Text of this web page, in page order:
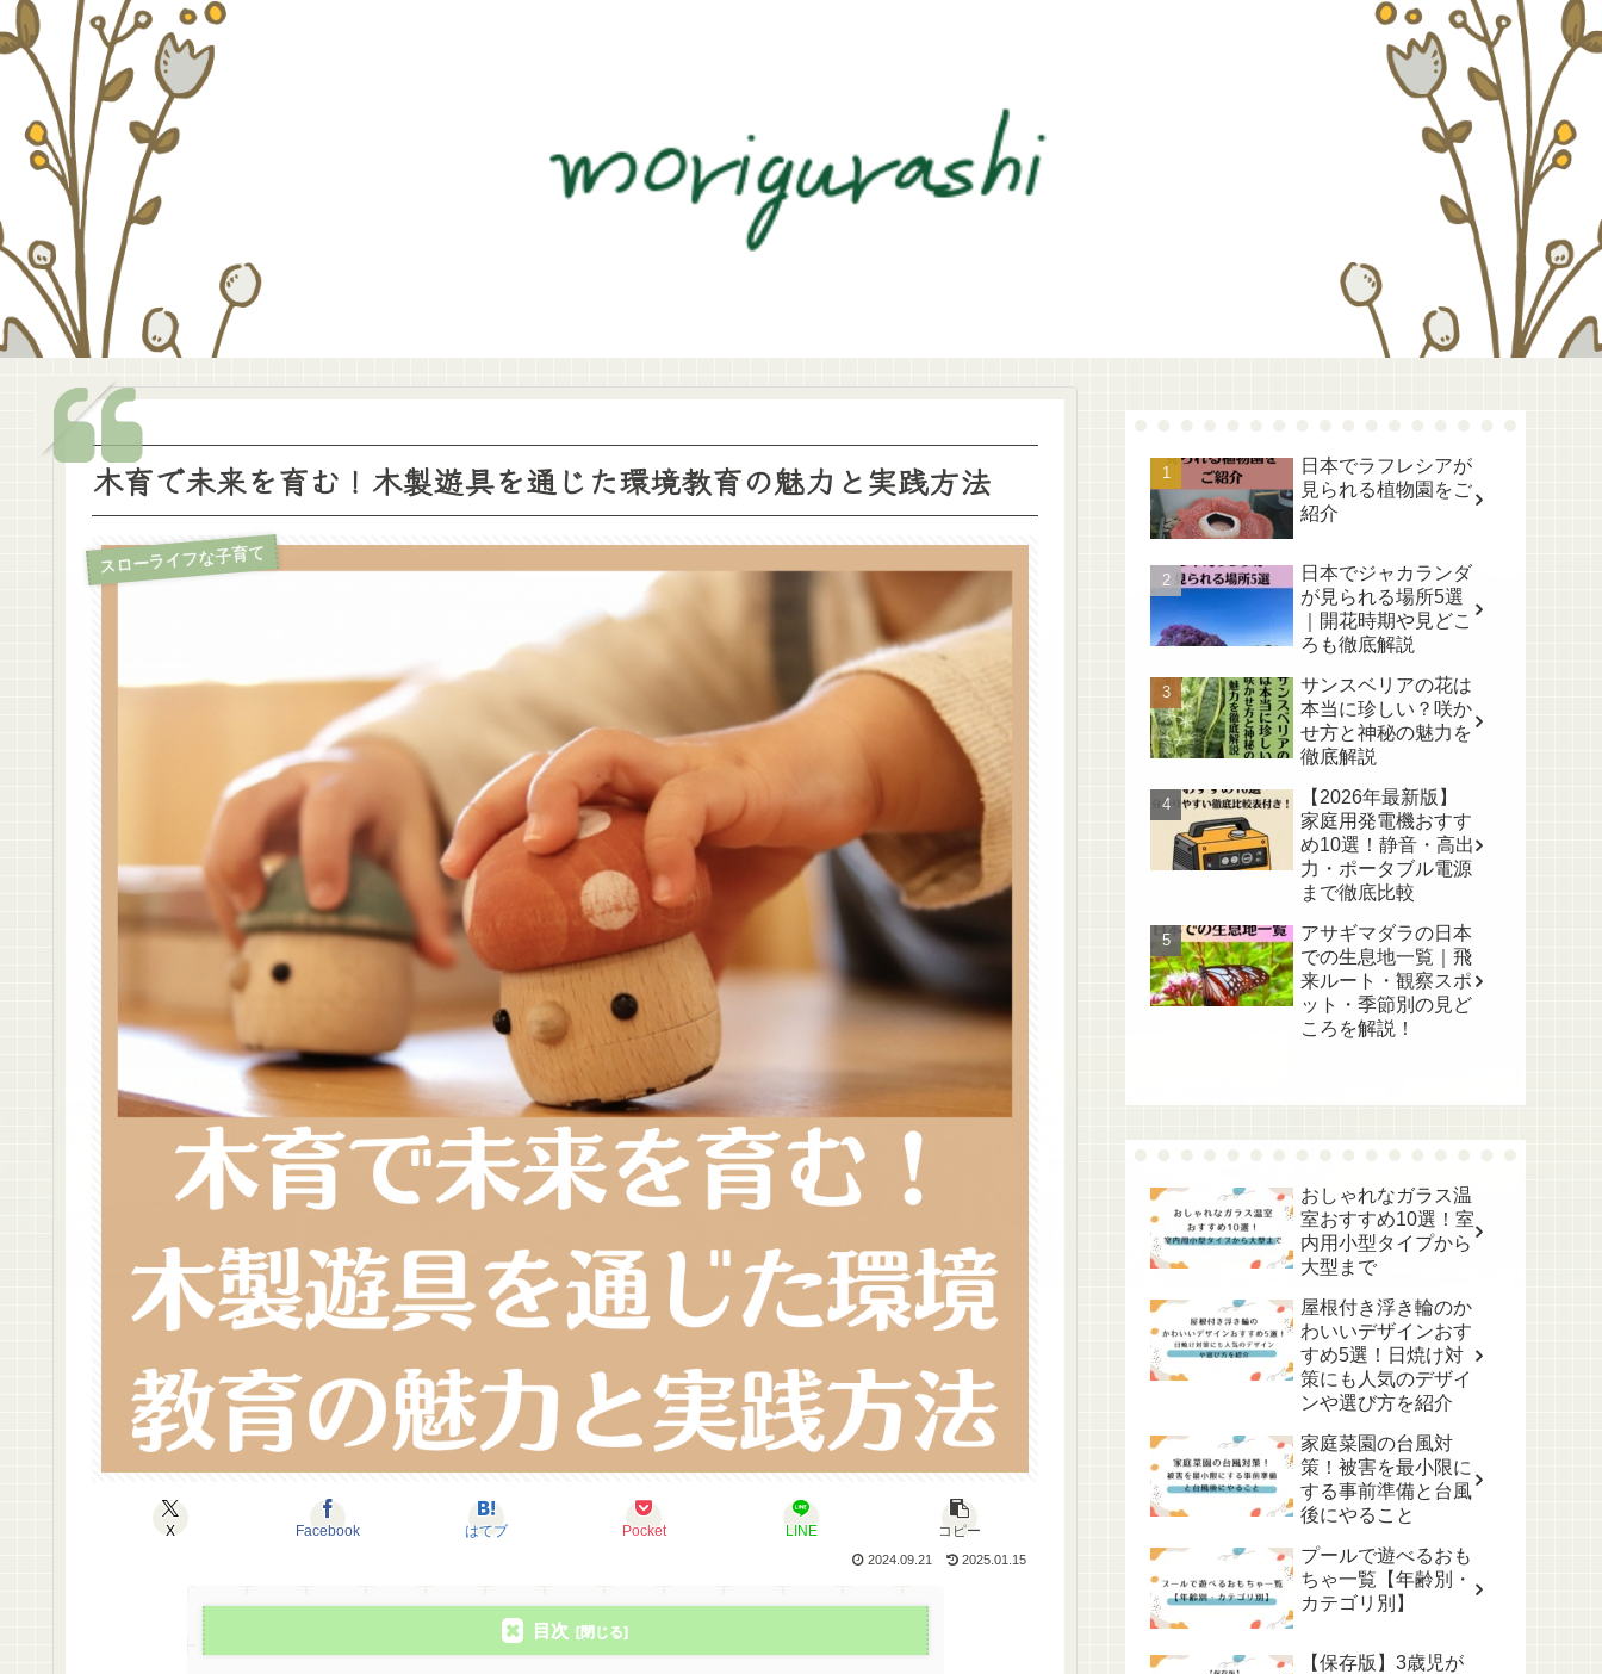
木育で未来を育む！木製遊具を通じた環境教育の魅力と実践方法
スローライフな子育て
X Facebook はてブ Pocket LINE コピー
2024.09.21 2025.01.15
目次
日本でラフレシアが
見られる植物園をご
紹介
日本でジャカランダ
が見られる場所5選
｜開花時期や見どこ
ろも徹底解説
サンスベリアの花は
本当に珍しい？咲か
せ方と神秘の魅力を
徹底解説
【2026年最新版】
家庭用発電機おすす
め10選！静音・高出
力・ポータブル電源
まで徹底比較
アサギマダラの日本
での生息地一覧｜飛
来ルート・観察スポ
ット・季節別の見ど
ころを解説！
おしゃれなガラス温
室おすすめ10選！室
内用小型タイプから
大型まで
屋根付き浮き輪のか
わいいデザインおす
すめ5選！日焼け対
策にも人気のデザイ
ンや選び方を紹介
家庭菜園の台風対
策！被害を最小限に
する事前準備と台風
後にやること
プールで遊べるおも
ちゃ一覧【年齢別・
カテゴリ別】
【保存版】3歳児が